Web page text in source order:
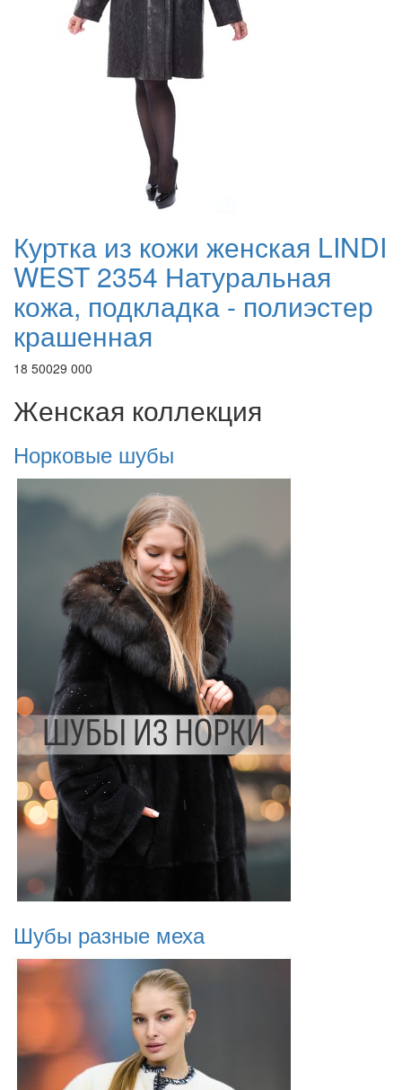
Куртка из кожи женская LINDI
WEST 2354 Натуральная
кожа, подкладка - полиэстер
крашенная
18 50029 000
Женская коллекция
Норковые шубы
Шубы разные меха